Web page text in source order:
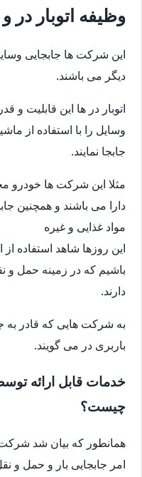
وظیفه اتوبار
این شرکت ها جابجایی
دیگر می باشند.
اتوبار در ها این قابلیت و
وسایل را با استفاده از
جابجا نمایند.
مثلا این شرکت ها خودرو
دارا می باشند و همچنین
مواد غذایی و غیره
این روزها شاهد استفاده
باشیم که در زمینه حمل و
دارند.
به شرکت هایی که قادر به
باربری در می گویند.
خدمات قابل ارائه
چیست؟
همانطور که بیان شد
امر جابجایی بار و حمل و